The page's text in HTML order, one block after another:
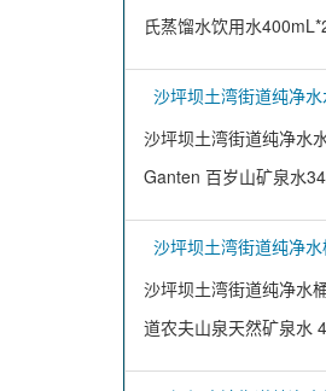
氏蒸馏水饮用水
沙坪坝土湾街道纯净
沙坪坝土湾街道纯净水
Ganten 百岁山矿泉水
沙坪坝土湾街道纯净水
沙坪坝土湾街道纯净水
道农夫山泉天然矿泉水